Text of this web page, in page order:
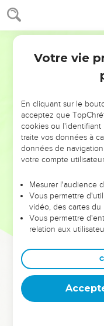
18
et, après l'avoir battu
troisième jour il
Mais ils ne
langage caché, des
Comme Jésus
assis au bord du
Entendant la foule
On lui dit : C'est
Et il cria : Jésus, Fils
Ceux qui
taire ; mais il criait
de moi !
Jésus, s'étant
quand il se fut
il lui demanda : Que
Seigneur, que je
Votre vie
En cliquant sur le
acceptez que
cookies ou l'identifiant
traite vos données à
données de
votre compte
Mesurer l'audience
Vous permettre
vidéo, des cartes
Vous permettre
relation aux